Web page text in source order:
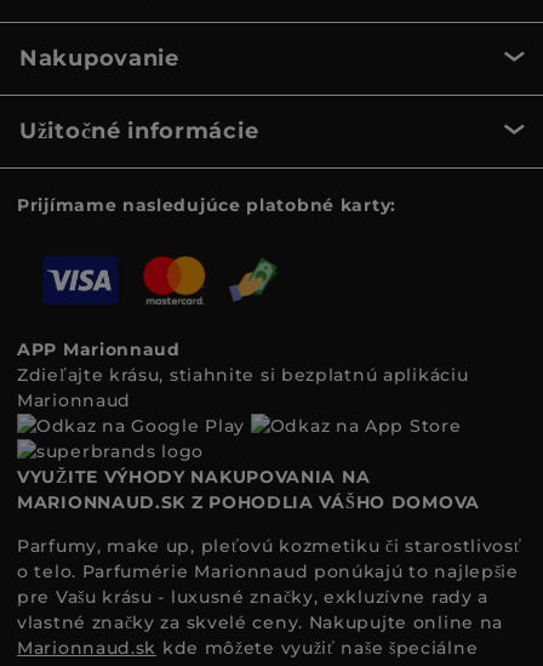
Nakupovanie
Užitočné informácie
Prijímame nasledujúce platobné karty:
APP Marionnaud
Zdieľajte krásu, stiahnite si bezplatnú aplikáciu
Marionnaud
VYUŽITE VÝHODY NAKUPOVANIA NA
MARIONNAUD.SK Z POHODLIA VÁŠHO DOMOVA
Parfumy, make up, pleťovú kozmetiku či starostlivosť
o telo. Parfumérie Marionnaud ponúkajú to najlepšie
pre Vašu krásu - luxusné značky, exkluzívne rady a
vlastné značky za skvelé ceny. Nakupujte online na
Marionnaud.sk kde môžete využiť naše špeciálne